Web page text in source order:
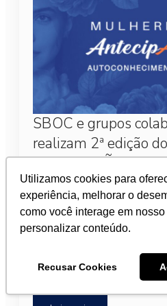
Utilizamos cookies para
experiência, melhorar o
como você interage em
personalizar conteúdo.
Recusar Cookies
SBOC e grupos
realizam 2ª edição
AntecipAÇÃO
5 de março de 2026
Entidades médicas
edição do evento “Mulheres
prevenção e diagnóstico
femininos.